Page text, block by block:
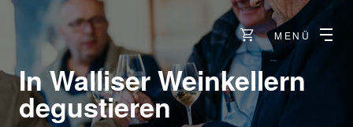
MENÜ
In Walliser Weinkellern
degustieren